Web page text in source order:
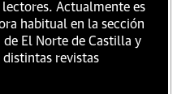
Actualmente es
habitual en la sección
de El Norte de Castilla y
distintas revistas